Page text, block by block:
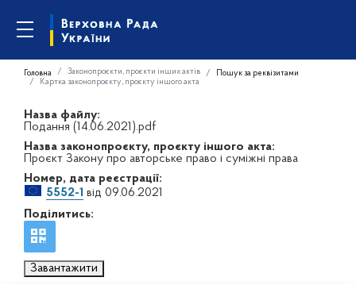
Головна Законопроєкти, проєкти інших актів
Пошук за реквізитами
Картка законопроєкту, проєкту іншого акта
Назва файлу:
Подання (14.06.2021).pdf
Назва законопроєкту, проєкту іншого акта:
Проєкт Закону про авторське право і суміжні права
Номер, дата реєстрації:
5552-1 від 09.06.2021
Поділитись:
Завантажити